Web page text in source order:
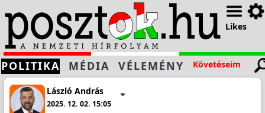
Likes
POLITIKA MÉDIA VÉLEMÉNY Követéseim
László András
2025. 12. 02. 15:05